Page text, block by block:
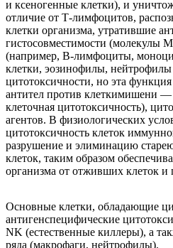
и ксеногенные клетки), и
отличие от Т-лимфоцитов,
клетки организма, утратившие
гистосовместимости (молекулы
(например, В-лимфоциты,
клетки, эозинофилы,
цитотоксичности, но эта
антител против клеткимишени
клеточная цитотоксичность),
агентов. В физиологических
цитотоксичность клеток
разрушение и элиминацию
клеток, таким образом
организма от отживших клеток и
Основные клетки, обладающие
антигенспецифические
NK (естественные киллеры), а
ряда (макрофаги, нейтрофилы).